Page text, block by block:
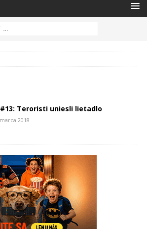
Teroristi uniesli lietadlo
2018